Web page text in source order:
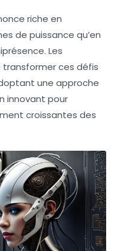
riche en
de puissance qu’en
Les
ces défis
une approche
innovant pour
croissantes des